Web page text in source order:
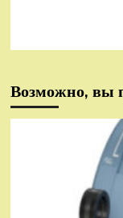
Возможно, вы